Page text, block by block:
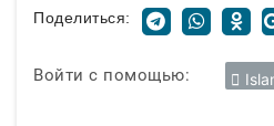
Поделиться:
Войти с помощью: